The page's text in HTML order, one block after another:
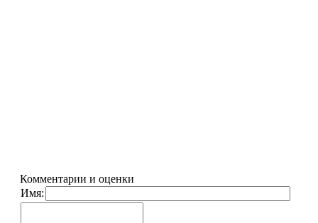
Комментарии и оценки
Имя: